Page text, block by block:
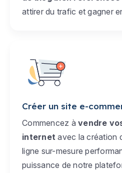
attirer du trafic et gagner
Créer un site e-
Commencez à vendre
internet avec la création
ligne sur-mesure
puissance de notre